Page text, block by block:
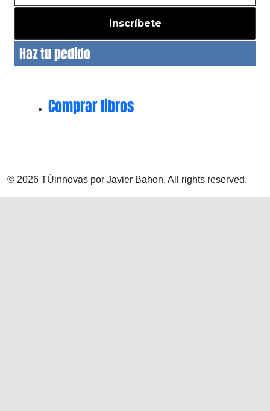
Haz tu pedido
Comprar libros
© 2026 TÚinnovas por Javier Bahon. All rights reserved.